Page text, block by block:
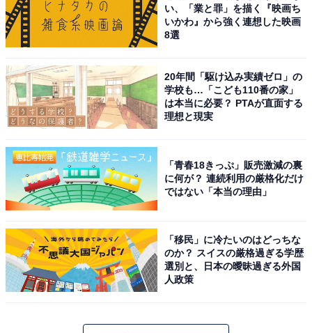
こちらもおすすめ
Netflix独占配信「韓国ドラマ」出演の好きな女
性俳優ランキング！ 2位「パク・シネ」を抑え
た1位は？
い、「業と罪」を描く『映画ち
いかわ』から強く連想した映画
8選
20年間「駆け込み実績ゼロ」の
学校も…「こども110番の家」
は本当に必要？ PTAが直面する
理想と現実
「青春18きっぷ」販売激減の裏
に何が？ 連続利用の厳格化だけ
ではない「本当の理由」
「移民」に冷たいのはどっちな
のか？ スイスの厳格過ぎる学歴
選別と、日本の曖昧過ぎる外国
人政策